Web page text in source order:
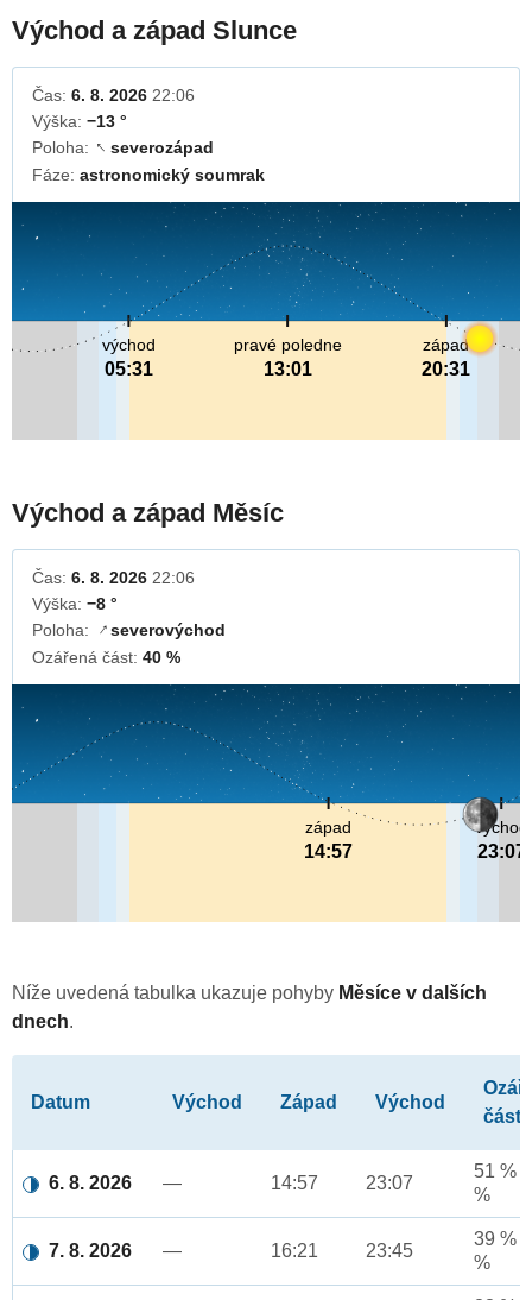
Východ a západ Slunce
Čas: 6. 8. 2026 22:06
Výška: −13 °
Poloha: ↓severozápad
Fáze: astronomický soumrak
pravé poledne
13:01
východ
05:31
západ
20:31
Východ a západ Měsíc
Čas: 6. 8. 2026 22:06
Výška: −8 °
Poloha:
↓severovýchod
Ozářená část: 40 %
východ
23:07
západ
14:57
Níže uvedená tabulka ukazuje pohyby Měsíce v dalších
dnech.
Datum Východ Západ Východ
část
6. 8. 2026 — 14:57 23:07
51 %
%
7. 8. 2026 — 16:21 23:45
39 %
%